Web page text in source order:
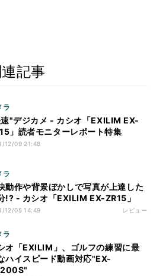
記事
ラ
"デジカメ - カシオ「EXILIM EX-
」読者モニターレポート特集
12/09 21:48
ラ
動作や背景ぼかしで写真が上達した
!? - カシオ「EXILIM EX-ZR15」
12/05 14:49 レビュー
ラ
オ「EXILIM」、ゴルフの練習に最
ハイスピード動画対応"EX-